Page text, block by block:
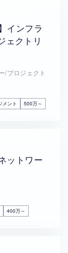
インフラ
ェクトリ
/プロジェクト
メント 500万～
ットワー
400万～